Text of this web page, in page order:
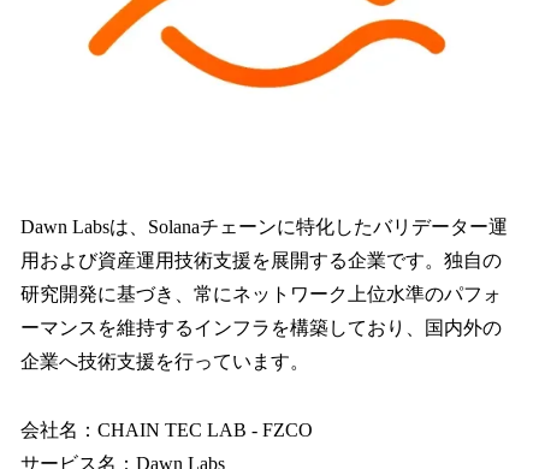
Dawn Labsは、Solanaチェーンに特化したバリデーター運
用および資産運用技術支援を展開する企業です。独自の
研究開発に基づき、常にネットワーク上位水準のパフォ
ーマンスを維持するインフラを構築しており、国内外の
企業へ技術支援を行っています。
会社名：CHAIN TEC LAB - FZCO
サービス名：Dawn Labs